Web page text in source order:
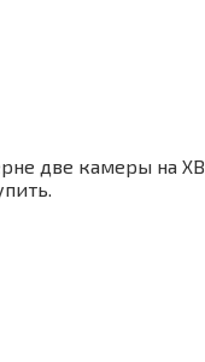
две камеры на